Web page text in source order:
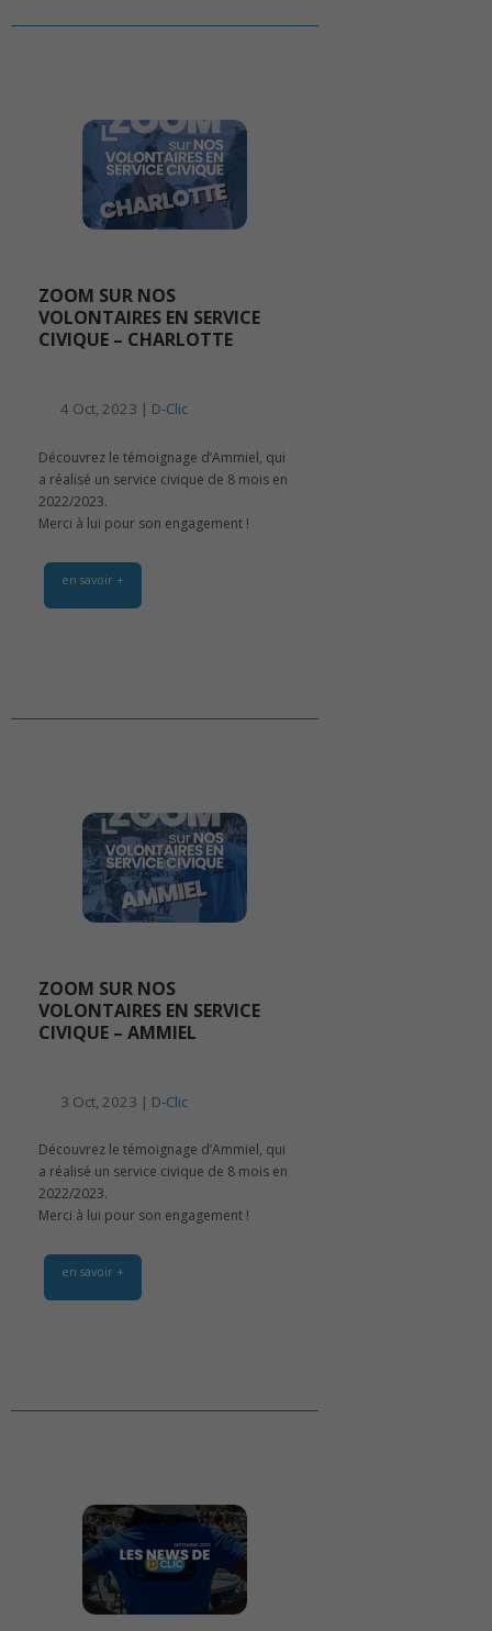
ZOOM SUR NOS
VOLONTAIRES EN SERVICE
CIVIQUE – CHARLOTTE
4 Oct, 2023 | D-Clic
Découvrez le témoignage d’Ammiel, qui
a réalisé un service civique de 8 mois en
2022/2023.
Merci à lui pour son engagement !
en savoir +
ZOOM SUR NOS
VOLONTAIRES EN SERVICE
CIVIQUE – AMMIEL
3 Oct, 2023 | D-Clic
Découvrez le témoignage d’Ammiel, qui
a réalisé un service civique de 8 mois en
2022/2023.
Merci à lui pour son engagement !
en savoir +